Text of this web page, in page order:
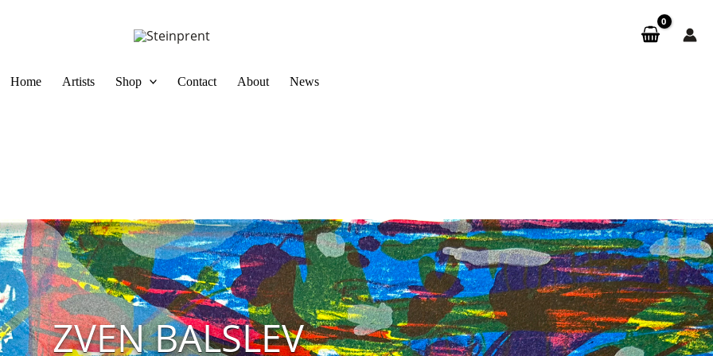
Home Artists Shop Contact About News
ZVEN BALSLEV